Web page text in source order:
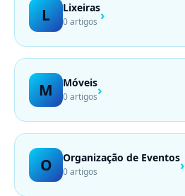
L Lixeiras
0 artigos ›
M Móveis
0 artigos›
O Organização de Eventos
0 artigos ›